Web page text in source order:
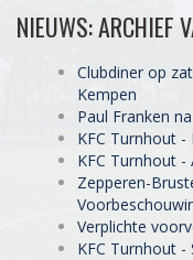
NIEUWS: ARCHIEF
Clubdiner op
Kempen
Paul Franken
KFC Turnhout -
KFC Turnhout -
Zepperen-
Verplichte
KFC Turnhout -